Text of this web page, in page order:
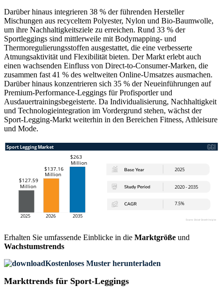
Darüber hinaus integrieren 38 % der führenden Hersteller
Mischungen aus recyceltem Polyester, Nylon und Bio-Baumwolle,
um ihre Nachhaltigkeitsziele zu erreichen. Rund 33 % der
Sportleggings sind mittlerweile mit Bodymapping- und
Thermoregulierungsstoffen ausgestattet, die eine verbesserte
Atmungsaktivität und Flexibilität bieten. Der Markt erlebt auch
einen wachsenden Einfluss von Direct-to-Consumer-Marken, die
zusammen fast 41 % des weltweiten Online-Umsatzes ausmachen.
Darüber hinaus konzentrieren sich 35 % der Neueinführungen auf
Premium-Performance-Leggings für Profisportler und
Ausdauertrainingsbegeisterte. Da Individualisierung, Nachhaltigkeit
und Technologieintegration im Vordergrund stehen, wächst der
Sport-Legging-Markt weiterhin in den Bereichen Fitness, Athleisure
und Mode.
Erhalten Sie umfassende Einblicke in die Marktgröße und
Wachstumstrends
Kostenloses Muster herunterladen
Markttrends für Sport-Leggings